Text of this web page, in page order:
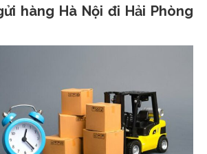
hàng Hà Nội đi Hải Phòng